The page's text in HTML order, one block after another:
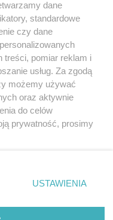
z portali
sięz nami
dane
standardowe
czy dane
treści, pomiar reklam i
usług. Za zgodą
możemy używać
oraz aktywnie
do celów
prywatność, prosimy
dolnym rogu strony
danych nie wymagają
sprzeciwić się
miały
USTAWIENIA